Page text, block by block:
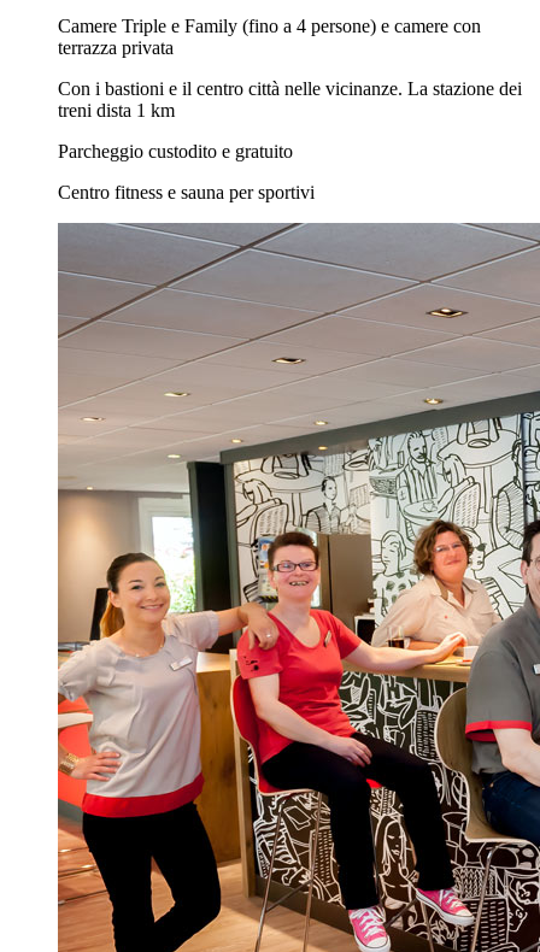
Camere Triple e Family (fino a 4 persone) e camere con
terrazza privata
Con i bastioni e il centro città nelle vicinanze. La stazione dei
treni dista 1 km
Parcheggio custodito e gratuito
Centro fitness e sauna per sportivi